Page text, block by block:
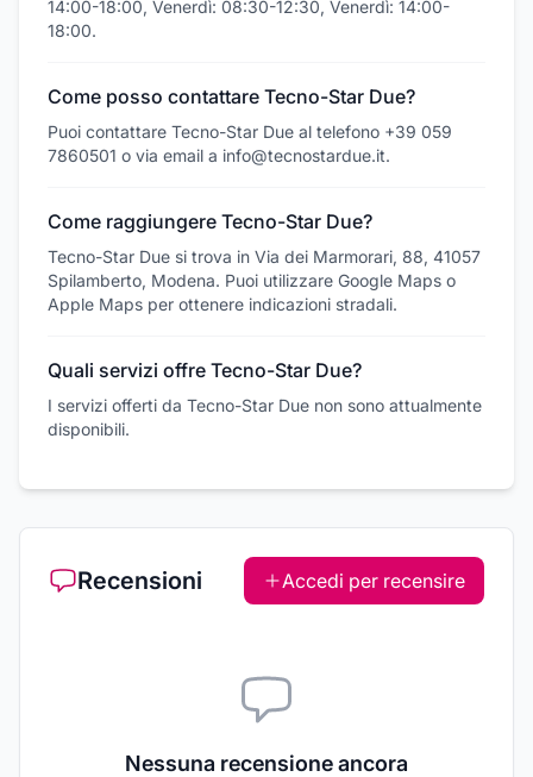
14:00-18:00, Venerdì: 08:30-12:30, Venerdì: 14:00-
18:00.
Come posso contattare Tecno-Star Due?
Puoi contattare Tecno-Star Due al telefono +39 059
7860501 o via email a info@tecnostardue.it.
Come raggiungere Tecno-Star Due?
Tecno-Star Due si trova in Via dei Marmorari, 88, 41057
Spilamberto, Modena. Puoi utilizzare Google Maps o
Apple Maps per ottenere indicazioni stradali.
Quali servizi offre Tecno-Star Due?
I servizi offerti da Tecno-Star Due non sono attualmente
disponibili.
Recensioni Accedi per recensire
Nessuna recensione ancora